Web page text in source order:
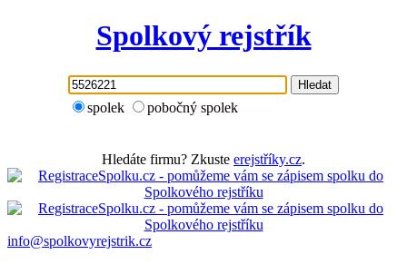
Spolkový rejstřík
Hledat
spolek pobočný spolek
Hledáte firmu? Zkuste erejstříky.cz.
info@spolkovyrejstrik.cz